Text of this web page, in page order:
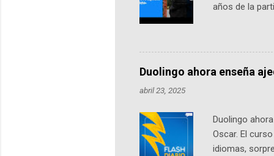
años de la
podcast, de
nuestro
Notas del
pueden
Duolingo ahora enseña
abril 23, 2025
Duolingo
Oscar. El
idiomas,